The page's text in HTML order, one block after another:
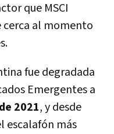
que MSCI
cerca al momento
fue degradada
Emergentes a
2021, y desde
escalafón más